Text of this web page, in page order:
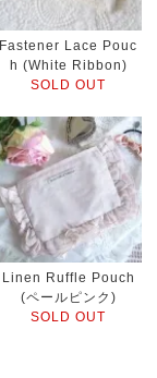
Fastener Lace Pouc
h (White Ribbon)
SOLD OUT
Linen Ruffle Pouch
(ペールピンク)
SOLD OUT